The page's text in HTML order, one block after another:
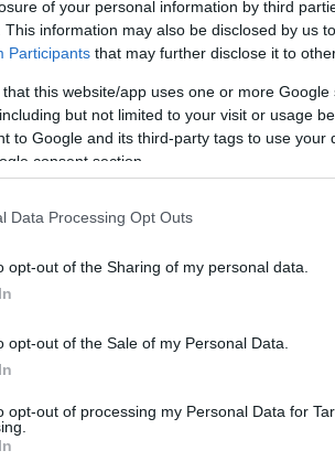
of your personal information by third
This information may also be disclosed by us
Participants that may further disclose it to
that this website/app uses one or more
but not limited to your visit or usage
to Google and its third-party tags to use your
consent section.
Data Processing Opt Outs
opt-out of the Sharing of my personal data.
opt-out of the Sale of my Personal Data.
opt-out of processing my Personal Data for
ποτέ από πού ξεκίνησε,
από αγροκτηνοτροφική
τεράστια απόσταση από το
των Ελλήνων και τα υπουργεία
όπου άφησε έντονο αποτύπωμα
αλλά με πείσμα στην
αξιών και με το προσωπικό
ταπεινά"».
«Προσωπικά είχα την τύχη